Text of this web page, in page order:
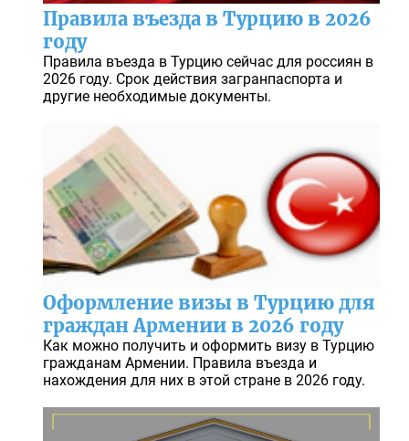
Правила въезда в Турцию в 2026
году
Правила въезда в Турцию сейчас для россиян в
2026 году. Срок действия загранпаспорта и
другие необходимые документы.
Оформление визы в Турцию для
граждан Армении в 2026 году
Как можно получить и оформить визу в Турцию
гражданам Армении. Правила въезда и
нахождения для них в этой стране в 2026 году.